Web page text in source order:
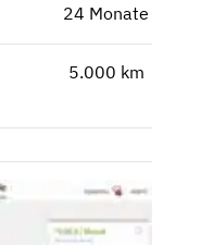
24 Monate
5.000 km